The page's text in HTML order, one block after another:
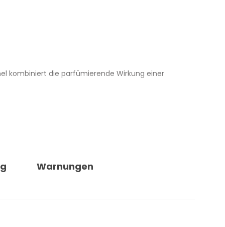
kombiniert die parfümierende Wirkung einer
der Oberfläche: Duftkapseln und ein in die
voluminöse Wäsche mit einem langanhaltenden
Warnungen